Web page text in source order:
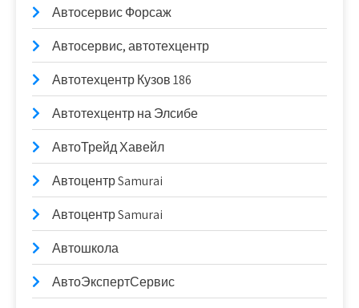
Автосервис Форсаж
Автосервис, автотехцентр
Автотехцентр Кузов 186
Автотехцентр на Элсибе
АвтоТрейд Хавейл
Автоцентр Samurai
Автоцентр Samurai
Автошкола
АвтоЭкспертСервис